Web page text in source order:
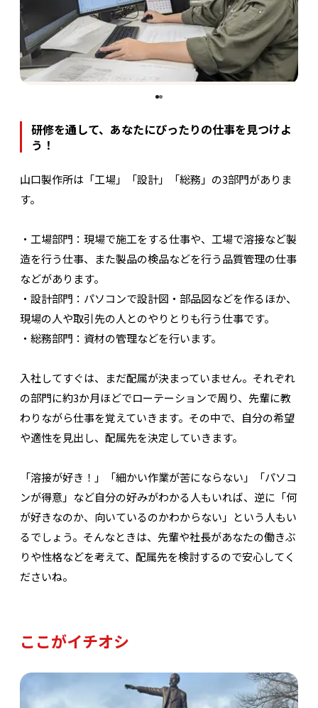
研修を通して、あなたにぴったりの仕事を見つけよ
う！
山口製作所は「工場」「設計」「総務」の3部門がありま
す。
・工場部門：現場で施工をする仕事や、工場で溶接など製
造を行う仕事、また製品の検品などを行う品質管理の仕事
などがあります。
・設計部門：パソコンで設計図・部品図などを作るほか、
現場の人や取引先の人とのやりとりも行う仕事です。
・総務部門：資材の管理などを行います。
入社してすぐは、まだ配属が決まっていません。それぞれ
の部門に約3か月ほどでローテーションで周り、先輩に教
わりながら仕事を覚えていきます。その中で、自分の希望
や適性を見出し、配属先を決定していきます。
「溶接が好き！」「細かい作業が苦にならない」「パソコ
ンが得意」など自分の好みがわかる人もいれば、逆に「何
が好きなのか、向いているのかわからない」という人もい
るでしょう。そんなときは、先輩や社長があなたの働きぶ
りや性格などを考えて、配属先を検討するので安心してく
ださいね。
ここがイチオシ